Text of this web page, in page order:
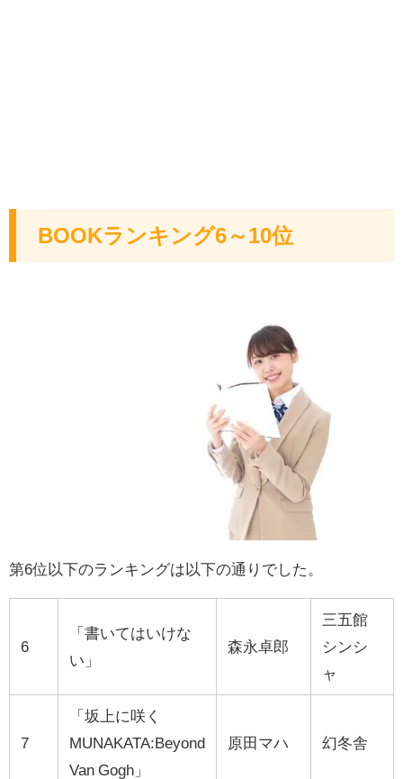
BOOKランキング6～10位
第6位以下のランキングは以下の通りでした。
6
「書いてはいけな
い」
森永卓郎
三五館
シンシ
ャ
7
「坂上に咲く
MUNAKATA:Beyond
Van Gogh」
原田マハ 幻冬舎